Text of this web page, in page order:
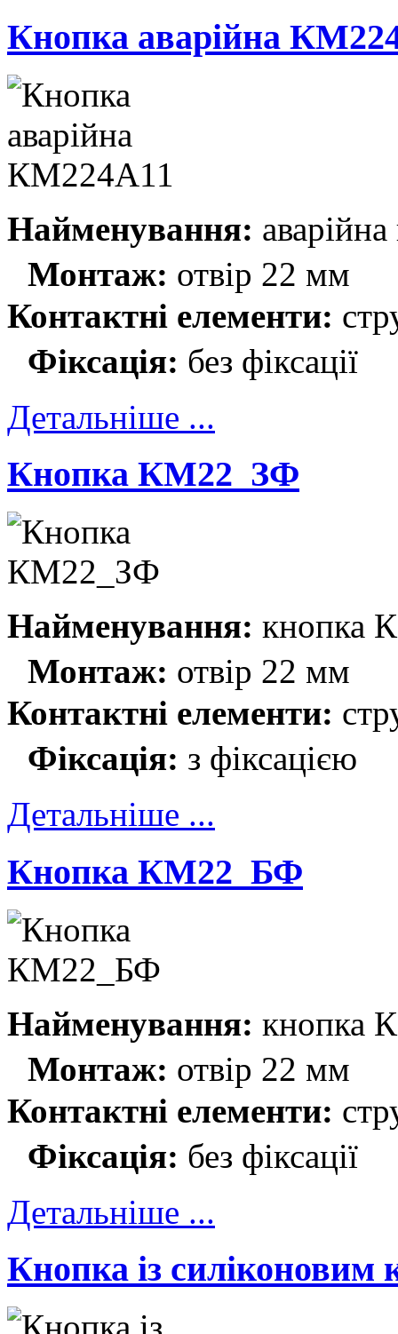
Кнопка аварійна
Найменування:
Монтаж: отвір 22 мм
Контактні елементи:
Фіксація: без фіксації
Детальніше ...
Кнопка КМ22_ЗФ
Найменування: кнопка
Монтаж: отвір 22 мм
Контактні елементи:
Фіксація: з фіксацією
Детальніше ...
Кнопка КМ22_БФ
Найменування: кнопка
Монтаж: отвір 22 мм
Контактні елементи:
Фіксація: без фіксації
Детальніше ...
Кнопка із